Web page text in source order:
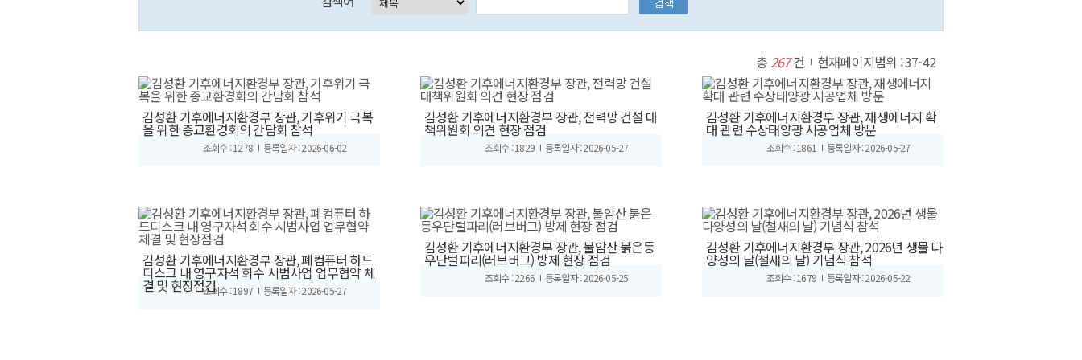
총267건 현재페이지범위 : 37-42
김성환 기후에너지환경부 장관, 기후위기 극복
을 위한 종교환경회의 간담회 참석
조회수 : 1278 등록일자 : 2026-06-02
김성환 기후에너지환경부 장관, 전력망 건설 대
책위원회 의견 현장 점검
조회수 : 1829 등록일자 : 2026-05-27
김성환 기후에너지환경부 장관, 재생에너지 확
대 관련 수상태양광 시공업체 방문
조회수 : 1861 등록일자 : 2026-05-27
김성환 기후에너지환경부 장관, 폐컴퓨터 하드
디스크 내 영구자석 회수 시범사업 업무협약 체
결 및 현장점검조회수 : 1897 등록일자 : 2026-05-27
김성환 기후에너지환경부 장관, 불암산 붉은등
우단털파리(러브버그) 방제 현장 점검
조회수 : 2266 등록일자 : 2026-05-25
김성환 기후에너지환경부 장관, 2026년 생물 다
양성의 날(철새의 날) 기념식 참석
조회수 : 1679 등록일자 : 2026-05-22